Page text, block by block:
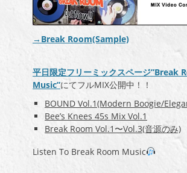
→Break Room(Sample)
平日限定フリーミックスページ”Break
Music”にてフルMIX公開中！！
BOUND Vol.1(Modern Boogie/
Bee’s Knees 45s Mix Vol.1
Break Room Vol.1〜Vol.3(音源のみ)
Listen To Break Room Music